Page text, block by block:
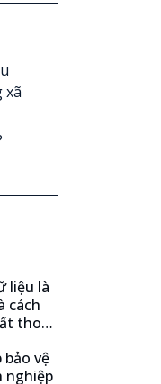
xã
liệu là
cách
thoát
bảo vệ
nghiệp